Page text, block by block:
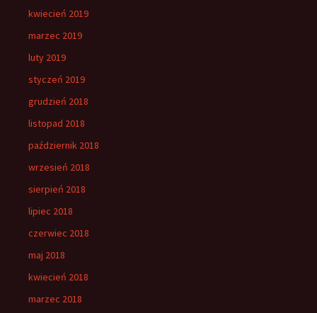
kwiecień 2019
marzec 2019
luty 2019
styczeń 2019
grudzień 2018
listopad 2018
październik 2018
wrzesień 2018
sierpień 2018
lipiec 2018
czerwiec 2018
maj 2018
kwiecień 2018
marzec 2018